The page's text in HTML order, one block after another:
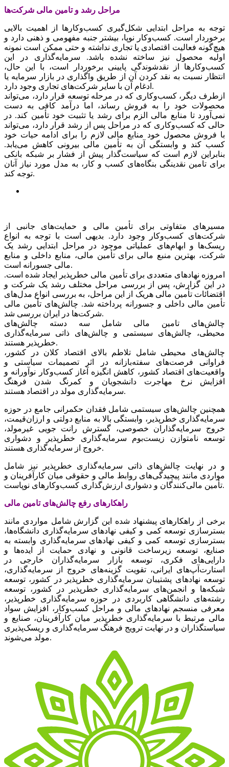
مراحل رشد و تامین مالی شرکت‌ها
توجه به مراحل ابتدایی شکل‌گیری کسب‌وکارها از اهمیت بالایی
برخوردار است. کسب‌وکار نوپا، بیشتر جنبه مفهومی و ذهنی دارد و
هیچ‌گونه فعالیت اقتصادی یا تجاری نداشته و حتی ممکن است نمونه
اولیه محصول نیز ساخته نشده باشد. سرمایه‌گذاری در این
کسب‌وکارها از نقدشوندگی پایینی برخوردار است، با این حال،
انتظار نسبت به نقد کردن آن از طریق واگذاری در بازار سرمایه یا
ادغام آن با سایر شرکت‌های تجاری وجود دارد.
ازطرف دیگر، کسب‌وکاری که در مرحله توسعه قرار دارد، می‌تواند
محصولات خود را به فروش رساند، اما درآمد کافی به دست
نمی‌آورد تا منابع مالی الزم برای رشد یا تثبیت خود تأمین کند. در
حالی که کسب‌وکاری که در مراحل پس از رشد قرار دارد، می‌تواند
با فروش محصول خود منابع مالی لازم را برای ادامه حیات خود
کسب کند و وابستگی آن به تأمین مالی بیرونی کاهش می‌یابد.
بنابراین لازم است که سیاست‌گذار پیش از فشار بر شبکه بانکی
برای تامین نقدینگی بنگاه‌های کسب و کار، به مدل مورد نیاز آنان
توجه کند.
مسیرهای متفاوتی برای تأمین مالی و حمایت‌های جانبی از
شرکت‌های کسب‌وکار وجود دارد. بدیهی است با توجه به انواع
ریسک‌ها و ابهام‌های عملیاتی موجود در مراحل ابتدایی رشد یک
شرکت، بهترین منبع مالی برای تأمین مالی، منابع داخلی و منابع
مالی جسورانه است.
امروزه نهادهای متعددی برای تأمین مالی خطرپذیر ایجاد شده است.
در این گزارش، پس از بررسی مراحل مختلف رشد یک شرکت و
اقتضائات تأمین مالی هریک از این مراحل، به بررسی انواع مدل‌های
تأمین مالی داخلی و جسورانه پرداخته شد. چالش‌های تأمین مالی
شرکت‌ها در ایران بررسی شد.
چالش‌های تامین مالی شامل سه دسته چالش‌های
محیطی، چالش‌های سیستمی و چالش‌های ذاتی سرمایه‌گذاری
خطرپذیر هستند.
چالش‌های محیطی شامل تلاطم بالای اقتصاد کلان در کشور،
فراوانی فرصت‌های سفته‌بازانه در اثر تصمیمات سیاستی و
واقعیت‌های اقتصاد کشور، کاهش انگیزه آغاز کسب‌وکار نوآورانه و
افزایش نرخ مهاجرت دانشجویان و کمرنگ شدن فرهنگ
سرمایه‌گذاری مولد در اقتصاد هستند.
همچنین چالش‌های سیستمی شامل فقدان حکمرانی جامع در حوزه
سرمایه‌گذاری خطرپذیر، وابستگی بالا به منابع دولتی و ارزان‌قیمت،
خروج سرمایه‌گذاران خصوصی، گسترش رانت جویی غیرمولد،
توسعه نامتوازن زیست‌بوم سرمایه‌گذاری خطرپذیر و دشواری
خروج از سرمایه‌گذاری هستند.
و در نهایت چالش‌های ذاتی سرمایه‌گذاری خطرپذیر نیز شامل
مواردی مانند پیچیدگی‌های روابط مالی و حقوقی میان کارآفرینان و
تأمین مالی‌کنندگان و دشواری ارزش‌گذاری کسب‌وکارهای نوپاست.
راهکارهای رفع چالش‌های تامین مالی
برخی از راهکارهای پیشنهاد شده این گزارش شامل مواردی مانند
بسترسازی توسعه کمی و کیفی نهادهای سرمایه‌گذاری دانشگاه‌ها،
بسترسازی توسعه کمی و کیفی نهادهای سرمایه‌گذاری وابسته به
صنایع، توسعه زیرساخت قانونی و نهادی حمایت از ایده‌ها و
دارایی‌های فکری، توسعه بازار سرمایه‌گذاران خارجی در
استارت‌آپ‌های ایرانی، تقویت گزینه‌های خروج از سرمایه‌گذاری،
توسعه نهادهای پشتیبان سرمایه‌گذاری خطرپذیر در کشور، توسعه
شبکه‌ها و انجمن‌های سرمایه‌گذاری خطرپذیر در کشور، توسعه
رشته‌های دانشگاهی کاربردی در حوزه سرمایه‌گذاری خطرپذیر،
معرفی منسجم نهادهای مالی و مراحل کسب‌وکار، افزایش سواد
مالی مرتبط با سرمایه‌گذاری خطرپذیر میان کارآفرینان، صنایع و
سیاستگذاران و در نهایت ترویج فرهنگ سرمایه‌گذاری و ریسک‌پذیری
مولد می‌شوند.